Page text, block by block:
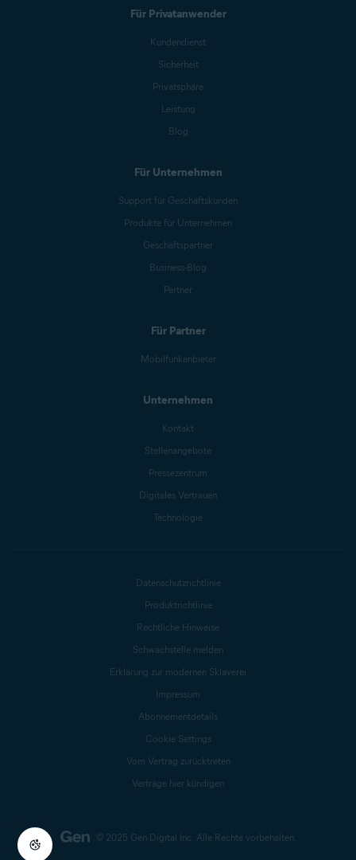
Für Privatanwender
Kundendienst
Sicherheit
Privatsphäre
Leistung
Blog
Für Unternehmen
Support für Geschäftskunden
Produkte für Unternehmen
Geschäftspartner
Business-Blog
Partner
Für Partner
Mobilfunkanbieter
Unternehmen
Kontakt
Stellenangebote
Pressezentrum
Digitales Vertrauen
Technologie
© 2025 Gen Digital Inc. Alle Rechte vorbehalten.
Datenschutzrichtlinie
Produktrichtlinie
Rechtliche Hinweise
Schwachstelle melden
Erklärung zur modernen Sklaverei
Impressum
Abonnementdetails
Cookie Settings
Vom Vertrag zurücktreten
Verträge hier kündigen